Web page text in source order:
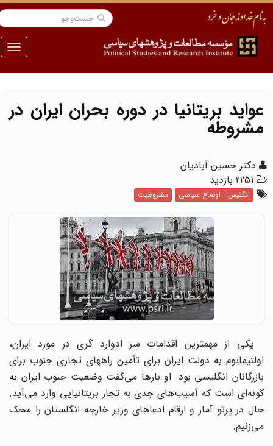
منو
عواید بریتانیا در دوره بحران ایران در
مشروطه
دکتر حسین آبادیان
2251 بازدید
انگلیس– اوضاع سیاسی مشروطیت
یکی از مهمترین اقدامات سر ادوارد گری در مورد ایران،
اولتیماتوم به دولت ایران برای تأمین راههای تجاری جنوب برای
بازرگانان انگلیسی بود. او بارها می‌گفت وضعیت جنوب ایران به
گونه‌ای است که آسیب‌های جدی به تجار بریتانیایی وارد می‌آید.
حال در پرتو آمار و ارقام ادعاهای وزیر خارجه انگلستان را محک
می‌زنیم.